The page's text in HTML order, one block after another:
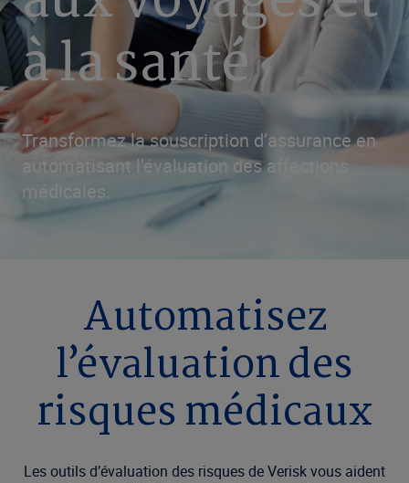
à la santé
Transformez la souscription d’assurance en
automatisant l’évaluation des affections
médicales.
Automatisez
l’évaluation des
risques médicaux
Les outils d’évaluation des risques de Verisk vous aident